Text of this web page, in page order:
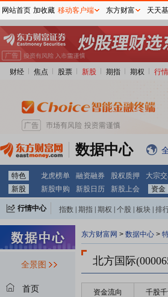
财经 焦点 股票 新股 期指 期权 行情
数据中心
特色 龙虎榜单 融资融券 股权质押 大宗
新股
新股申购 新股日历 新股上会 资金
行情中心 指数 期指 期权 个股 板块 排
全景图
首页
东方财富网 > 数据中心 >
北方国际
资金流向 千股
网站首页 加收藏 移动客户端 东方财富 天天